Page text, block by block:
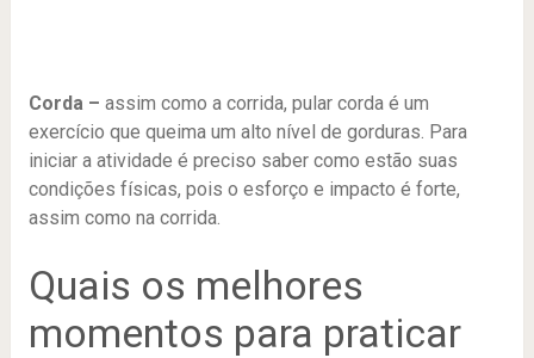
Corda – assim como a corrida, pular corda é um
exercício que queima um alto nível de gorduras. Para
iniciar a atividade é preciso saber como estão suas
condições físicas, pois o esforço e impacto é forte,
assim como na corrida.
Quais os melhores
momentos para praticar